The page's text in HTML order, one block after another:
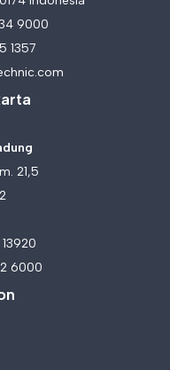
9000
1357
21,5
6000